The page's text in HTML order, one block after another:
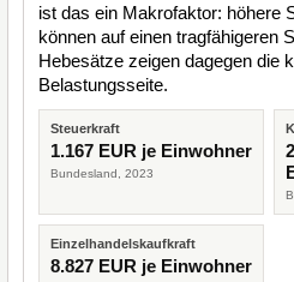
ist das ein Makrofaktor: höhere
können auf einen tragfähigeren
Hebesätze zeigen dagegen die
Belastungsseite.
Steuerkraft
1.167 EUR je Einwohner
Bundesland, 2023
Einzelhandelskaufkraft
8.827 EUR je Einwohner